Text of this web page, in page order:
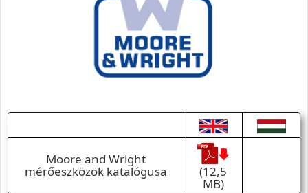
Moore and Wright
mérőeszközök katalógusa (12,5
MB)